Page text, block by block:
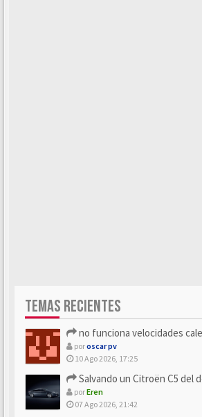
TEMAS RECIENTES
no funciona velocidades
poroscar pv
10 Ago 2026, 17:25
Salvando un Citroën C5 del desguace:
porEren
07 Ago 2026, 21:42